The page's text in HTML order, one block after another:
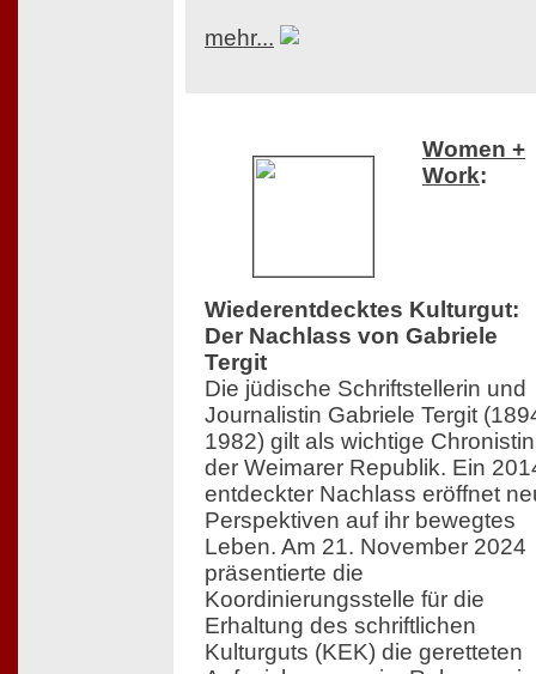
mehr...
Women +
Work:
Wiederentdecktes Kulturgut:
Der Nachlass von Gabriele
Tergit
Die jüdische Schriftstellerin und
Journalistin Gabriele Tergit
1982) gilt als wichtige Chronistin
der Weimarer Republik. Ein
entdeckter Nachlass eröffnet
Perspektiven auf ihr bewegtes
Leben. Am 21. November 2024
präsentierte die
Koordinierungsstelle für die
Erhaltung des schriftlichen
Kulturguts (KEK) die geretteten